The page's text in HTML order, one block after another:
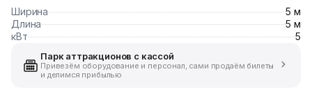
Ширина
5 м
Длина
5 м
кВт
5
Парк аттракционов с кассой
Привезём оборудование и персонал, сами продаём билеты
и делимся прибылью